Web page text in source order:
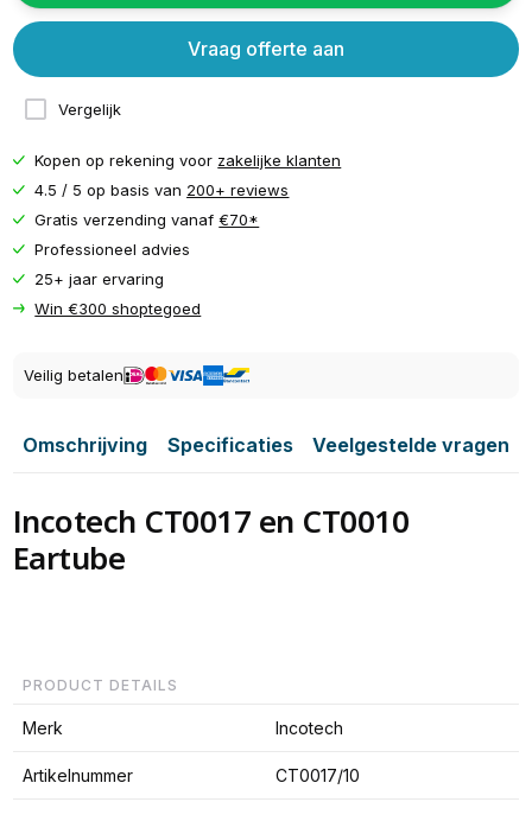
Vergelijk
Vraag offerte aan
Kopen op rekening voor zakelijke klanten
4.5 / 5 op basis van 200+ reviews
Gratis verzending vanaf€70*
Professioneel advies
25+ jaar ervaring
Win €300 shoptegoed
Veilig betalen
Omschrijving Specificaties Veelgestelde vragen
Incotech CT0017 en CT0010
Eartube
PRODUCT DETAILS
Merk Incotech
Artikelnummer CT0017/10